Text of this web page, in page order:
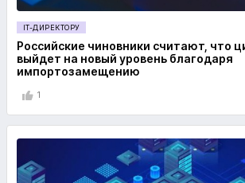
IT-ДИРЕКТОРУ
Российские чиновники считают, что
выйдет на новый уровень благодаря
импортозамещению
1